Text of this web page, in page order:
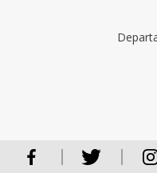
Facebook
Twitter